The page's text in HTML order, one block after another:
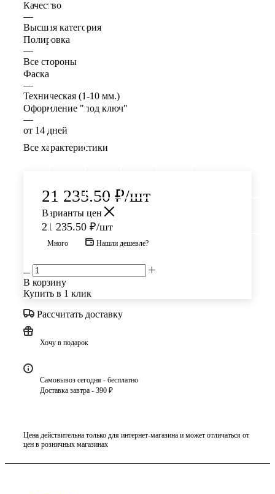
Качество
—
Высшая категория
Полировка
—
Все стороны
Фаска
—
Техническая (1-10 мм.)
Оформление "под ключ"
—
от 14 дней
Все характеристики
21 235.50 ₽/шт
Варианты цен
21 235.50 ₽/шт
Много Нашли дешевле?
В корзину
Купить в 1 клик
Рассчитать доставку
Хочу в подарок
Самовывоз сегодня - бесплатно
Доставка завтра - 390 ₽
Цена действительна только для интернет-магазина и может отличаться от
цен в розничных магазинах